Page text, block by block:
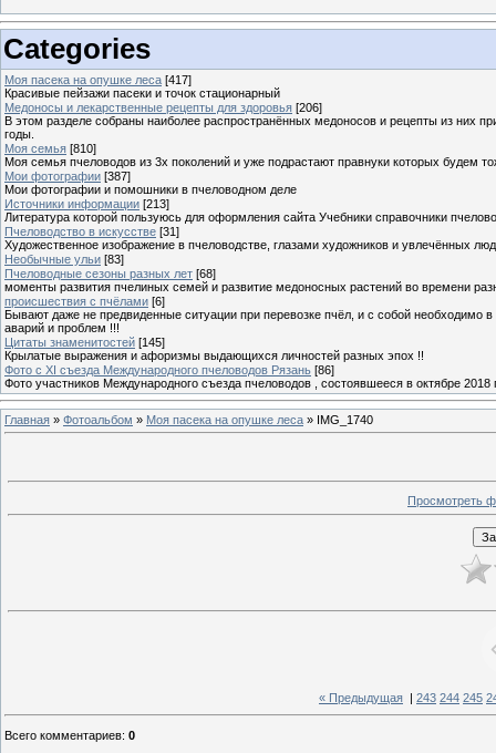
Categories
Моя пасека на опушке леса [417]
Красивые пейзажи пасеки и точок стационарный
Медоносы и лекарственные рецепты для здоровья [206]
В этом разделе собраны наиболее распространённых медоносов и рецепты из них
годы.
Моя семья [810]
Моя семья пчеловодов из 3х поколений и уже подрастают правнуки которых будем
Мои фотографии [387]
Мои фотографии и помошники в пчеловодном деле
Источники информации [213]
Литература которой пользуюсь для оформления сайта Учебники справочники
Пчеловодство в искусстве [31]
Художественное изображение в пчеловодстве, глазами художников и увлечённых
Необычные ульи [83]
Пчеловодные сезоны разных лет [68]
моменты развития пчелиных семей и развитие медоносных растений во времени
происшествия с пчёлами [6]
Бывают даже не предвиденные ситуации при перевозке пчёл, и с собой необходимо
аварий и проблем !!!
Цитаты знаменитостей [145]
Крылатые выражения и афоризмы выдающихся личностей разных эпох !!
Фото с XI съезда Международного пчеловодов Рязань [86]
Фото участников Международного съезда пчеловодов , состоявшееся в октябре 2018
Главная » Фотоальбом » Моя пасека на опушке леса » IMG_1740
Просмотреть
« Предыдущая 243 244 245
Всего комментариев: 0